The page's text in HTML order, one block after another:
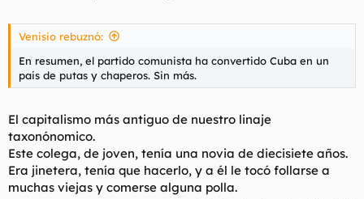
Venisio rebuznó:
En resumen, el partido comunista ha convertido Cuba en un
pais de putas y chaperos. Sin más.
El capitalismo más antiguo de nuestro linaje
taxonónomico.
Este colega, de joven, tenía una novia de diecisiete años.
Era jinetera, tenía que hacerlo, y a él le tocó follarse a
muchas viejas y comerse alguna polla.